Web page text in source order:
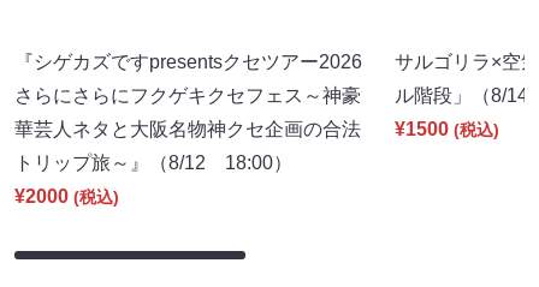
『シゲカズですpresentsクセツアー2026
さらにさらにフクゲキクセフェス～神豪
華芸人ネタと大阪名物神クセ企画の合法
トリップ旅～』（8/12 18:00）
¥2000 (税込)
サルゴリラ×空
ル階段」（8/
¥1500 (税込)